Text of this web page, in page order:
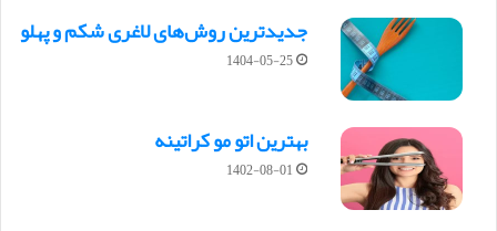
جدیدترین روش‌های لاغری شکم و پهلو
1404-05-25
بهترین اتو مو کراتینه
1402-08-01